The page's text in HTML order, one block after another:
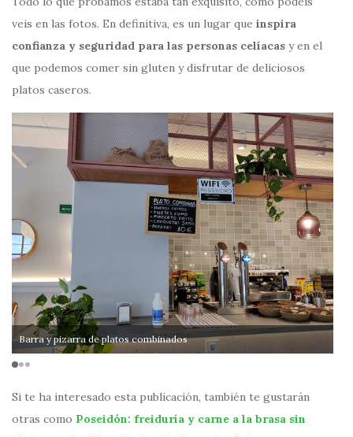
veis en las fotos. En definitiva, es un lugar que inspira
confianza y seguridad para las personas celíacas y en el
que podemos comer sin gluten y disfrutar de deliciosos
platos caseros.
Barra y pizarra de platos combinados
Si te ha interesado esta publicación, también te gustarán
otras como Poseidón: freiduría y carne a la brasa sin